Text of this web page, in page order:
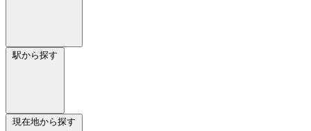
駅から探す
現在地から探す